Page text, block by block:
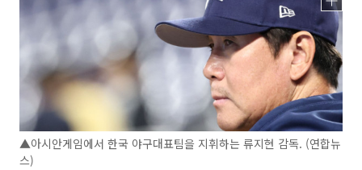
▲아시안게임에서 한국 야구대표팀을 지휘하는 류지현 감독. (연합뉴
스)